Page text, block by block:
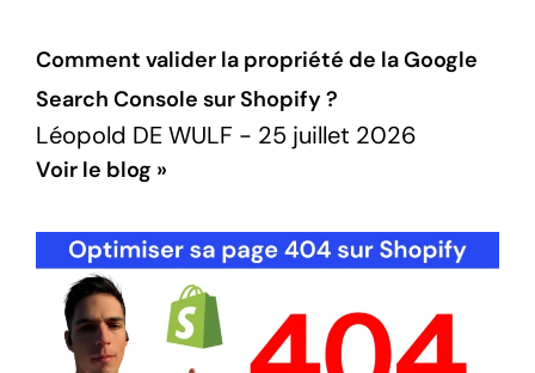
Comment valider la propriété de la Google
Search Console sur Shopify ?
Léopold DE WULF 25 juillet 2026
Voir le blog »